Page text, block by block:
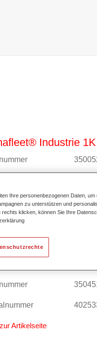
Industrie
Artikelseite
Industrie
Artikelseite
Ihre personenbezogenen Daten,
zu unterstützen und
rechts klicken, können Sie Ihre